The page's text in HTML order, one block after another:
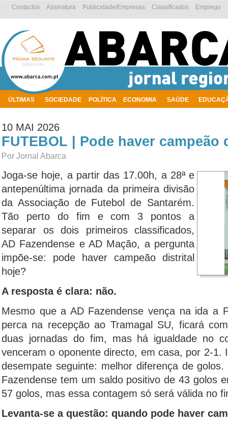
ÚLTIMAS SOCIEDADE POLÍTICA ECONOMIA SAÚDE
Emprego
Classificados
Publicidade/Empresas
Assinatura
Contactos
10 MAI 2026
FUTEBOL | Pode haver
Por Jornal Abarca
Joga-se hoje, a partir das 17.00h, a 28ª e
antepenúltima jornada da primeira divisão
da Associação de Futebol de Santarém.
Tão perto do fim e com 3 pontos a
separar os dois primeiros classificados,
AD Fazendense e AD Mação, a pergunta
impõe-se: pode haver campeão distrital
hoje?
A resposta é clara: não.
Mesmo que a AD Fazendense vença na ida a
perca na recepção ao Tramagal SU, ficará
duas jornadas do fim, mas há igualdade no
venceram o oponente directo, em casa, por 2-1.
desempate seguinte: melhor diferença de
Fazendense tem um saldo positivo de 43 golos
57 golos, mas essa contagem só será válida no
Levanta-se a questão: quando pode haver